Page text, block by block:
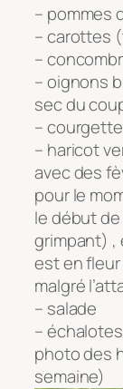
– pommes
– carottes
–
– oignons
sec du
–
– haricot
avec des
pour le
le début
grimpant) ,
est en
malgré
– salade
– échalotes
photo des
semaine)